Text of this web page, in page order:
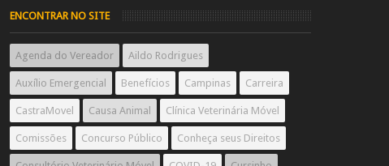
ENCONTRAR NO SITE
Agenda do Vereador Aildo Rodrigues
Auxílio Emergencial Benefícios Campinas Carreira
CastraMovel Causa Animal Clínica Veterinária Móvel
Comissões Concurso Público Conheça seus Direitos